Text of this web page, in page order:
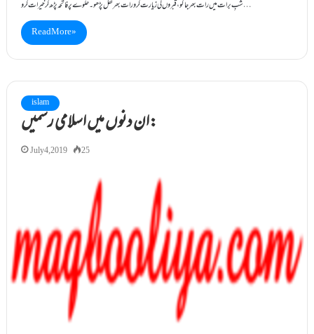
شبِ برات میں رات بھرجاگو، قبروں کی زيارت کرورات بھر نفل پڑھو۔حلوے پر فاتحہ پڑھ کر خیرات کرو…
Read More »
islam
ان دنوں میں اسلامی رسمیں:
July 4, 2019 25